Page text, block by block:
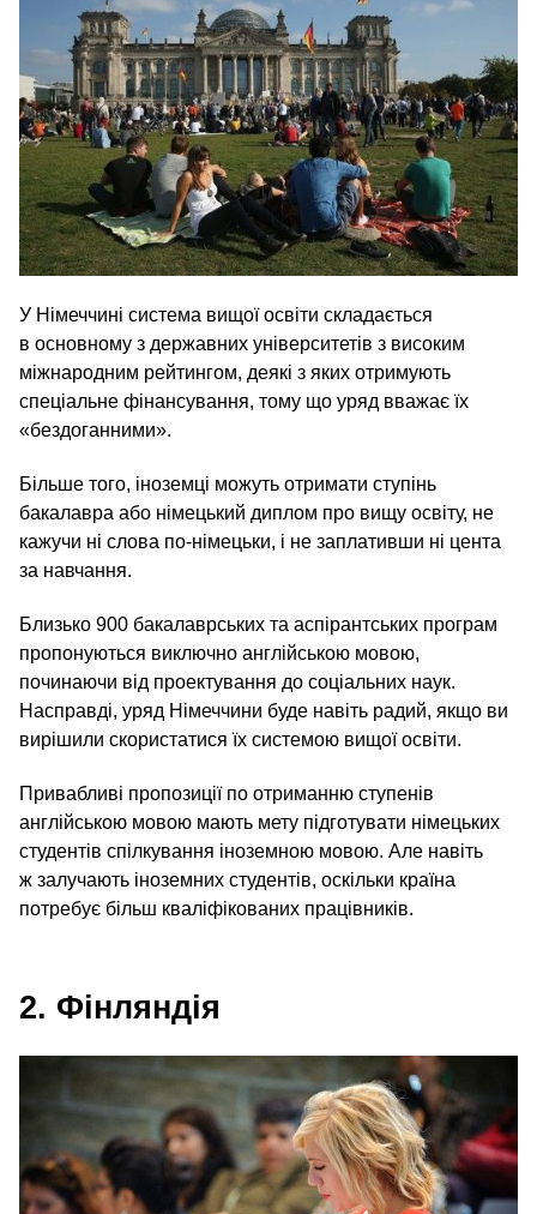
У Німеччині система вищої освіти складається
в основному з державних університетів з високим
міжнародним рейтингом, деякі з яких отримують
спеціальне фінансування, тому що уряд вважає їх
«бездоганними».
Більше того, іноземці можуть отримати ступінь
бакалавра або німецький диплом про вищу освіту, не
кажучи ні слова по-німецьки, і не заплативши ні цента
за навчання.
Близько 900 бакалаврських та аспірантських програм
пропонуються виключно англійською мовою,
починаючи від проектування до соціальних наук.
Насправді, уряд Німеччини буде навіть радий, якщо ви
вирішили скористатися їх системою вищої освіти.
Привабливі пропозиції по отриманню ступенів
англійською мовою мають мету підготувати німецьких
студентів спілкування іноземною мовою. Але навіть
ж залучають іноземних студентів, оскільки країна
потребує більш кваліфікованих працівників.
2. Фінляндія